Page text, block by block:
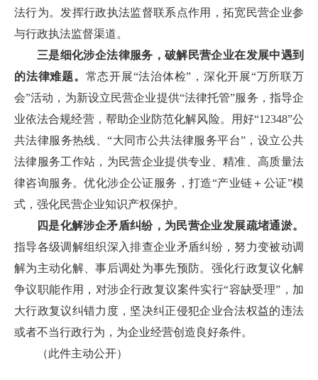
法行为。发挥行政执法监督联系点作用，拓宽民营企业参
与行政执法监督渠道。
三是细化涉企法律服务，破解民营企业在发展中遇到
的法律难题。 常态开展“法治体检”，深化开展“万所联万
会”活动，为新设立民营企业提供“法律托管”服务，指导企
业依法合规经营，帮助企业防范化解风险。用好“12348”公
共法律服务热线、“大同市公共法律服务平台”，设立公共
法律服务工作站，为民营企业提供专业、精准、高质量法
律咨询服务。优化涉企公证服务，打造“产业链＋公证”模
式，强化民营企业知识产权保护。
四是化解涉企矛盾纠纷，为民营企业发展疏堵通淤。
指导各级调解组织深入排查企业矛盾纠纷，努力变被动调
解为主动化解、事后调处为事先预防。强化行政复议化解
争议职能作用，对涉企行政复议案件实行“容缺受理”，加
大行政复议纠错力度，坚决纠正侵犯企业合法权益的违法
或者不当行政行为，为企业经营创造良好条件。
（此件主动公开）